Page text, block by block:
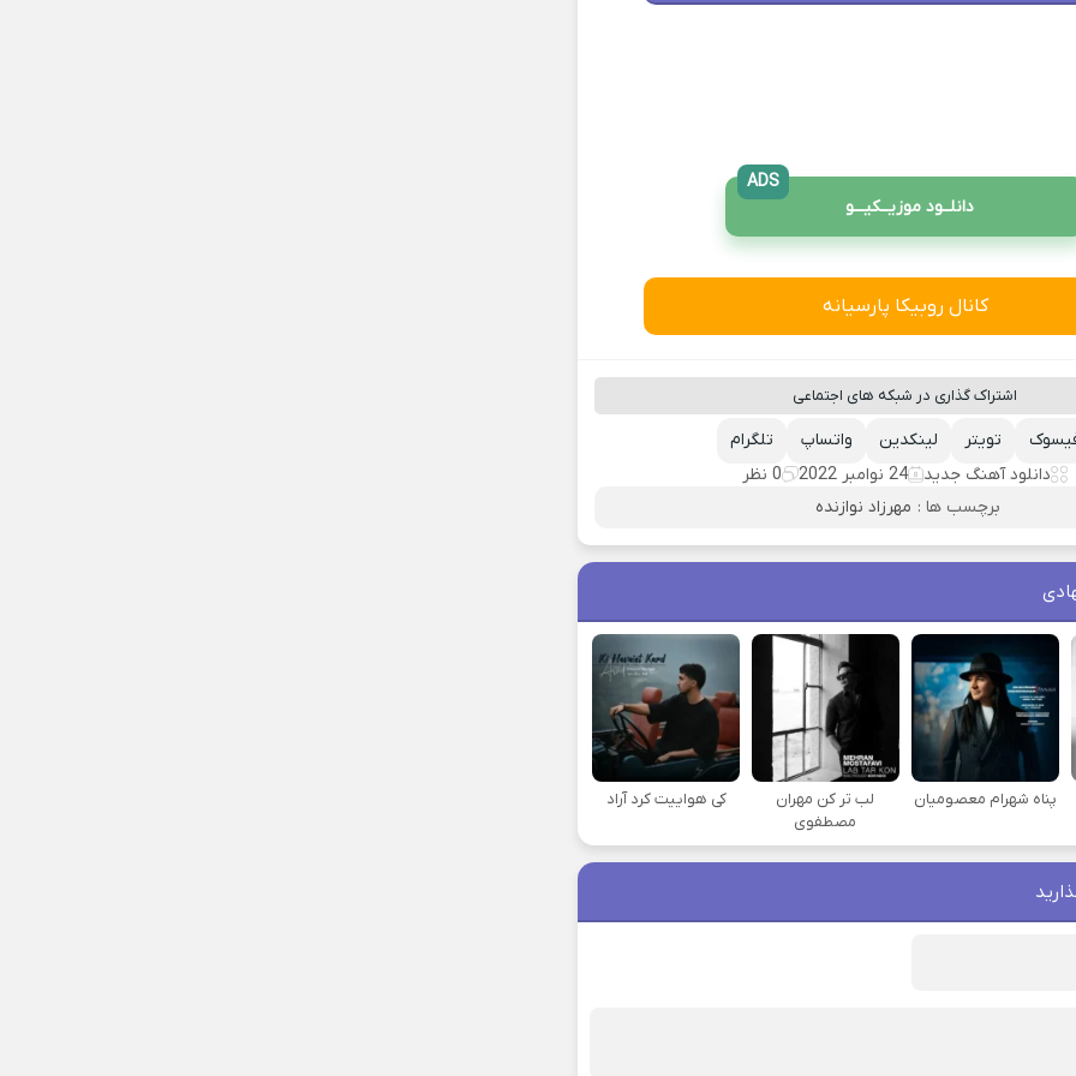
دانلــود موزیــکیـــو
ADS
کانال روبیکا پارسیانه
اشتراک گذاری در شبکه های اجتماعی
تلگرام واتساپ لینکدین تویتر
دانلود آهنگ جدید
24 نوامبر 2022
0 نظر
برچسب ها : مهرزاد نوازنده
پناه شهرام معصومیان
لب تر کن مهران
مصطفوی
کی هواییت کرد آراد